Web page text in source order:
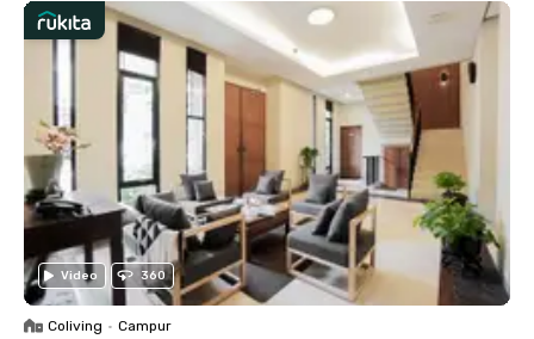
Video 360
Coliving • Campur